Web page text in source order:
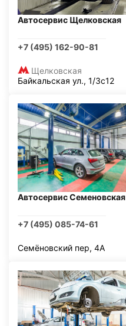
Автосервис Щелковская
+7 (495) 162-90-81
Щелковская
Байкальская ул., 1/3с12
Автосервис Семеновская
+7 (495) 085-74-61
Семёновский пер, 4А